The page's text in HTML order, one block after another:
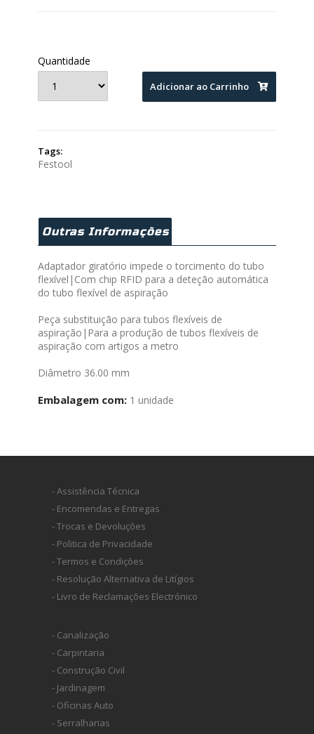
Quantidade
Adicionar ao Carrinho
Tags:
Festool
Outras Informações
Adaptador giratório impede o torcimento do tubo
flexível|Com chip RFID para a deteção automática
do tubo flexível de aspiração
Peça substituição para tubos flexíveis de
aspiração|Para a produção de tubos flexíveis de
aspiração com artigos a metro
Diâmetro 36.00 mm
Embalagem com: 1 unidade
- Assistência Técnica
- Encomendas e Entregas
- Trocas e Devoluções
- Politica de Privacidade
- Termos e Condições
- Resolução Alternativa de Litígios
- Livro de Reclamações Electrónico
- Canalização
- Carpintaria
- Construção Civil
- Jardinagem
- Oficinas Auto
- Serralharias